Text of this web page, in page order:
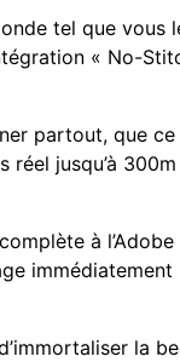
tel que vous
« No-
partout, que
jusqu’à
à l’Adobe
la